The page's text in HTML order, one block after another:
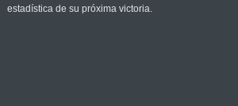
estadística de su próxima victoria.